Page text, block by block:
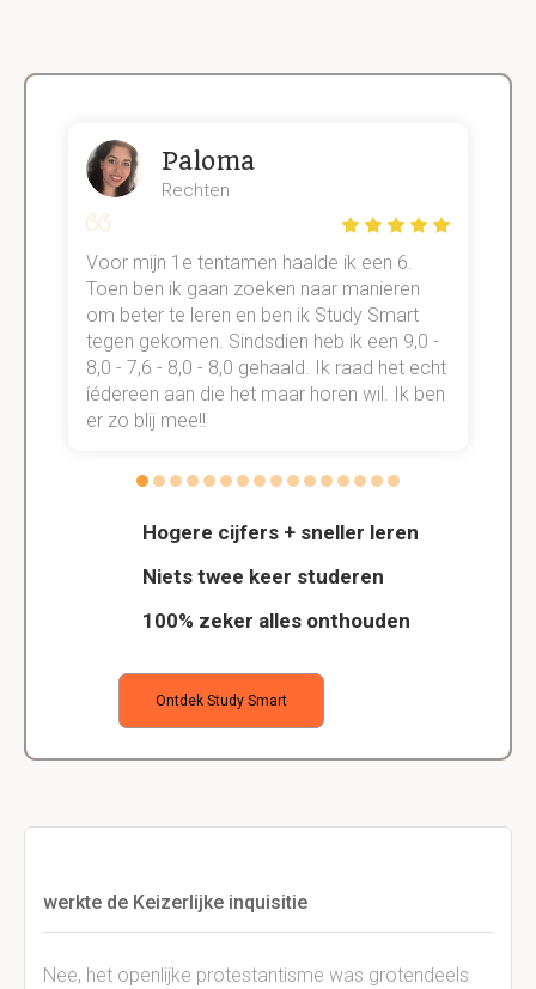
Hogere cijfers + sneller leren
Niets twee keer studeren
100% zeker alles onthouden
Ontdek Study Smart
Paloma
Rechten
Voor mijn 1e tentamen haalde ik een 6.
Toen ben ik gaan zoeken naar manieren
om beter te leren en ben ik Study Smart
tegen gekomen. Sindsdien heb ik een 9,0 -
8,0 - 7,6 - 8,0 - 8,0 gehaald. Ik raad het echt
íédereen aan die het maar horen wil. Ik ben
er zo blij mee!!
werkte de Keizerlijke inquisitie
Nee, het openlijke protestantisme was grotendeels